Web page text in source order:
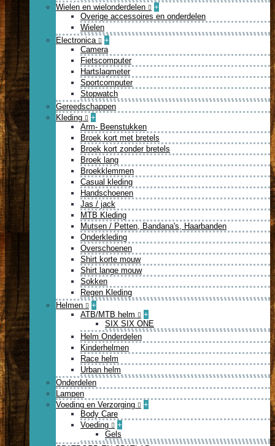
Wielen en wielonderdelen
+
Overige accessoires en onderdelen
Wielen
Electronica
+
Camera
Fietscomputer
Hartslagmeter
Sportcomputer
Stopwatch
Gereedschappen
Kleding
+
Arm- Beenstukken
Broek kort met bretels
Broek kort zonder bretels
Broek lang
Broekklemmen
Casual kleding
Handschoenen
Jas / jack
MTB Kleding
Mutsen / Petten, Bandana's, Haarbanden
Onderkleding
Overschoenen
Shirt korte mouw
Shirt lange mouw
Sokken
Regen Kleding
Helmen
+
ATB/MTB helm
+
SIX SIX ONE
Helm Onderdelen
Kinderhelmen
Race helm
Urban helm
Onderdelen
Lampen
Voeding en Verzorging
+
Body Care
Voeding
+
Gels